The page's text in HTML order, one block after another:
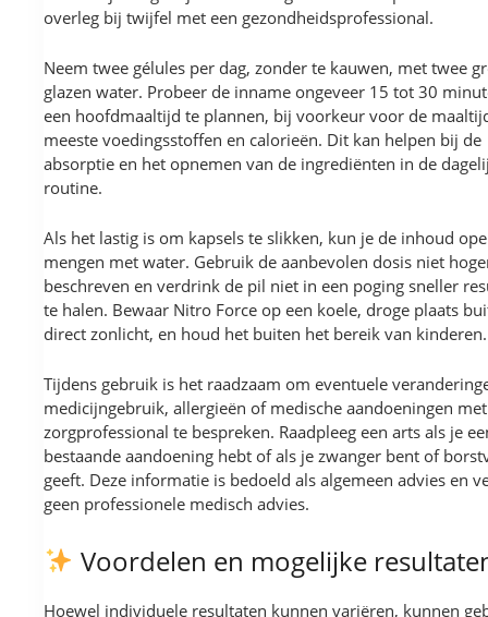
overleg bij twijfel met een gezondheidsprofessional.
Neem twee gélules per dag, zonder te kauwen, met twee
glazen water. Probeer de inname ongeveer 15 tot 30
een hoofdmaaltijd te plannen, bij voorkeur voor de
meeste voedingsstoffen en calorieën. Dit kan helpen bij de
absorptie en het opnemen van de ingrediënten in de
routine.
Als het lastig is om kapsels te slikken, kun je de inhoud
mengen met water. Gebruik de aanbevolen dosis niet
beschreven en verdrink de pil niet in een poging sneller
te halen. Bewaar Nitro Force op een koele, droge plaats
direct zonlicht, en houd het buiten het bereik van kinderen.
Tijdens gebruik is het raadzaam om eventuele
medicijngebruik, allergieën of medische aandoeningen
zorgprofessional te bespreken. Raadpleeg een arts als je
bestaande aandoening hebt of als je zwanger bent of
geeft. Deze informatie is bedoeld als algemeen advies en
geen professionele medisch advies.
Voordelen en mogelijke
Hoewel individuele resultaten kunnen variëren, kunnen